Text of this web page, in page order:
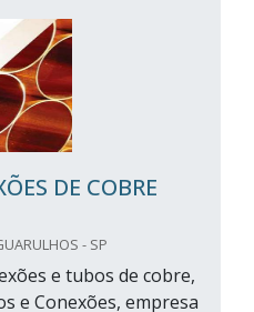
DE COBRE
- SP
e tubos de cobre,
e Conexões, empresa